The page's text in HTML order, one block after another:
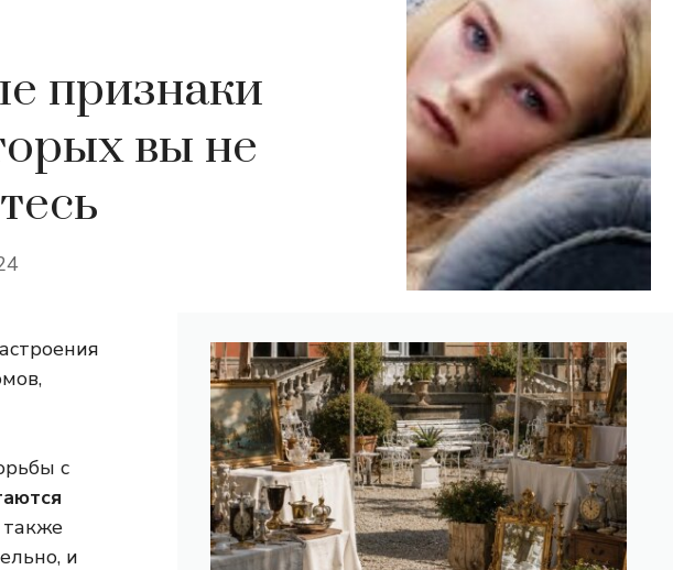
признаки
вы не
с
также
и